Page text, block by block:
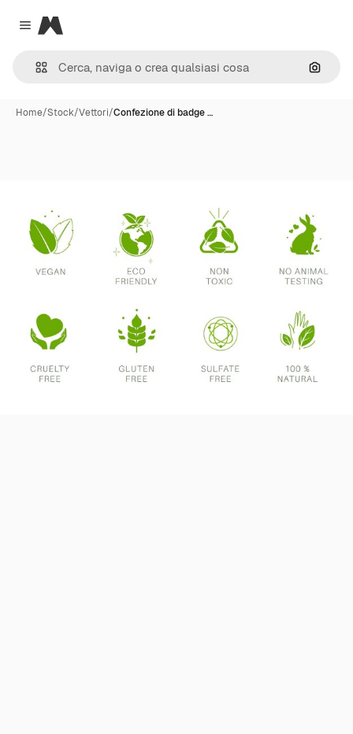
Close menu
Magnific
Cerca
Home/Stock/Vettori/Confezione di badge …